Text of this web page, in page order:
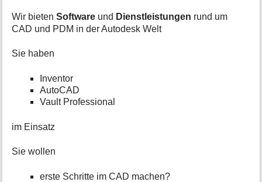
S
e
t
Wir bietenSoftware und Dienstleistungen rund um
CAD und PDM in der Autodesk Welt
Sie haben
Inventor
AutoCAD
Vault Professional
im Einsatz
Sie wollen
erste Schritte im CAD machen?